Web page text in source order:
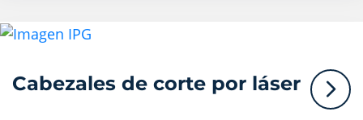
Cabezales de corte por láser